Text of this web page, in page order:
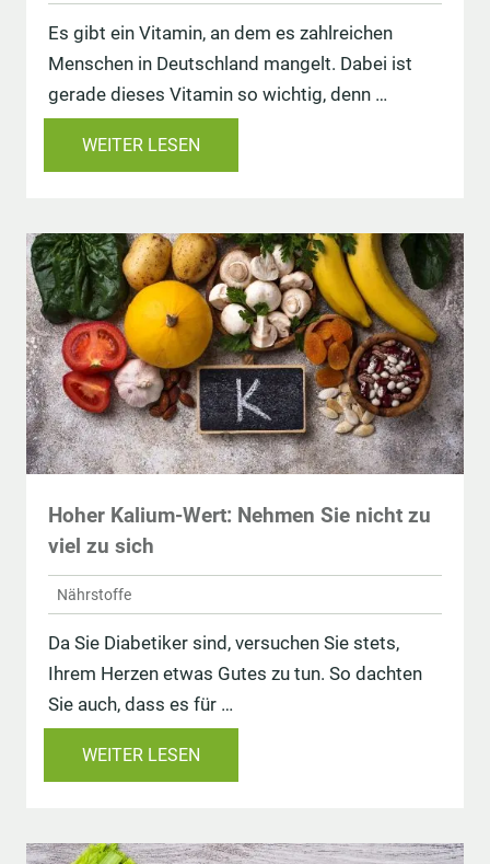
Es gibt ein Vitamin, an dem es zahlreichen
Menschen in Deutschland mangelt. Dabei ist
gerade dieses Vitamin so wichtig, denn …
WEITER LESEN
Hoher Kalium-Wert: Nehmen Sie nicht zu
viel zu sich
Nährstoffe
Da Sie Diabetiker sind, versuchen Sie stets,
Ihrem Herzen etwas Gutes zu tun. So dachten
Sie auch, dass es für …
WEITER LESEN